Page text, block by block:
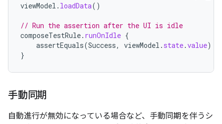
viewModel . loadData()
// Run the assertion after the UI is idle
composeTestRule. runOnIdle {
assertEquals(Success, viewModel . state.value)
}
手動同期
自動進行が無効になっている場合など、手動同期を伴うシ